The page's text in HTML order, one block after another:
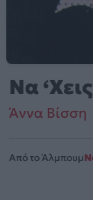
Να
Άννα Βίσση
Από το Άλμπουμ